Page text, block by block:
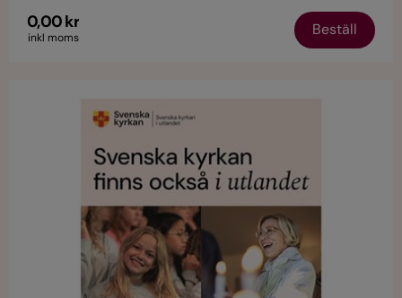
0,00 kr
inkl moms Beställ